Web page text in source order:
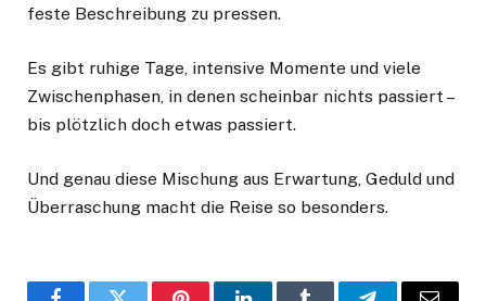
feste Beschreibung zu pressen.
Es gibt ruhige Tage, intensive Momente und viele
Zwischenphasen, in denen scheinbar nichts passiert –
bis plötzlich doch etwas passiert.
Und genau diese Mischung aus Erwartung, Geduld und
Überraschung macht die Reise so besonders.